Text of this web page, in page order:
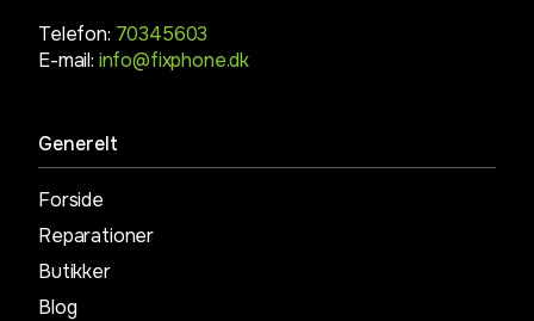
Telefon: 70345603
E-mail: info@fixphone.dk
Generelt
Forside
Reparationer
Butikker
Blog